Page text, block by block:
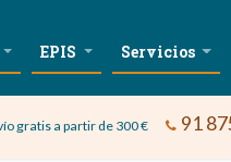
EPIS Servicios
gratis a partir de 300 € 91